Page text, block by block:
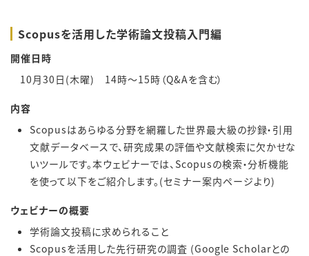
Scopusを活用した学術論文投稿入門編
開催日時
10月30日(木曜) 14時～15時（Q&Aを含む）
内容
Scopusはあらゆる分野を網羅した世界最大級の抄録・引用
文献データベースで、研究成果の評価や文献検索に欠かせな
いツールです。本ウェビナーでは、Scopusの検索・分析機能
を使って以下をご紹介します。(セミナー案内ページより)
ウェビナーの概要
学術論文投稿に求められること
Scopusを活用した先行研究の調査 (Google Scholarとの